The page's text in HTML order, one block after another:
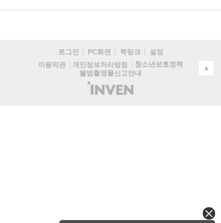
로그인 PC화면 퀵링크
설정
이용약관
개인정보처리방침
청소년보호정책
불법촬영물신고안내
(주)
인
▲